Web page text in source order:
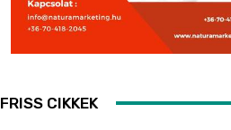
FRISS CIKKEK